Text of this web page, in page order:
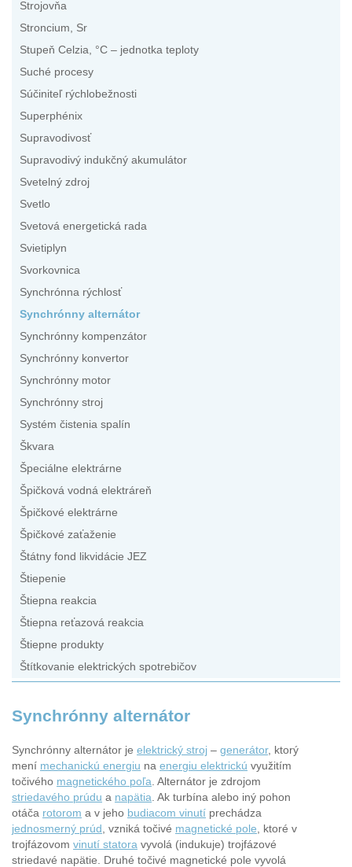
Strojovňa
Stroncium, Sr
Stupeň Celzia, °C – jednotka teploty
Suché procesy
Súčiniteľ rýchlobežnosti
Superphénix
Supravodivosť
Supravodivý indukčný akumulátor
Svetelný zdroj
Svetlo
Svetová energetická rada
Svietiplyn
Svorkovnica
Synchrónna rýchlosť
Synchrónny alternátor
Synchrónny kompenzátor
Synchrónny konvertor
Synchrónny motor
Synchrónny stroj
Systém čistenia spalín
Škvara
Špeciálne elektrárne
Špičková vodná elektráreň
Špičkové elektrárne
Špičkové zaťaženie
Štátny fond likvidácie JEZ
Štiepenie
Štiepna reakcia
Štiepna reťazová reakcia
Štiepne produkty
Štítkovanie elektrických spotrebičov
Synchrónny alternátor
Synchrónny alternátor je elektrický stroj – generátor, ktorý
mení mechanickú energiu na energiu elektrickú využitím
točivého magnetického poľa . Alternátor je zdrojom
striedavého prúdu a napätia . Ak turbína alebo iný pohon
otáča rotorom a v jeho budiacom vinutí prechádza
jednosmerný prúd , vzniká točivé magnetické pole , ktoré v
trojfázovom vinutí statora vyvolá (indukuje) trojfázové
striedavé napätie. Druhé točivé magnetické pole vyvolá